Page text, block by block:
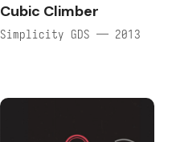
Cubic Climber
Simplicity GDS — 2013